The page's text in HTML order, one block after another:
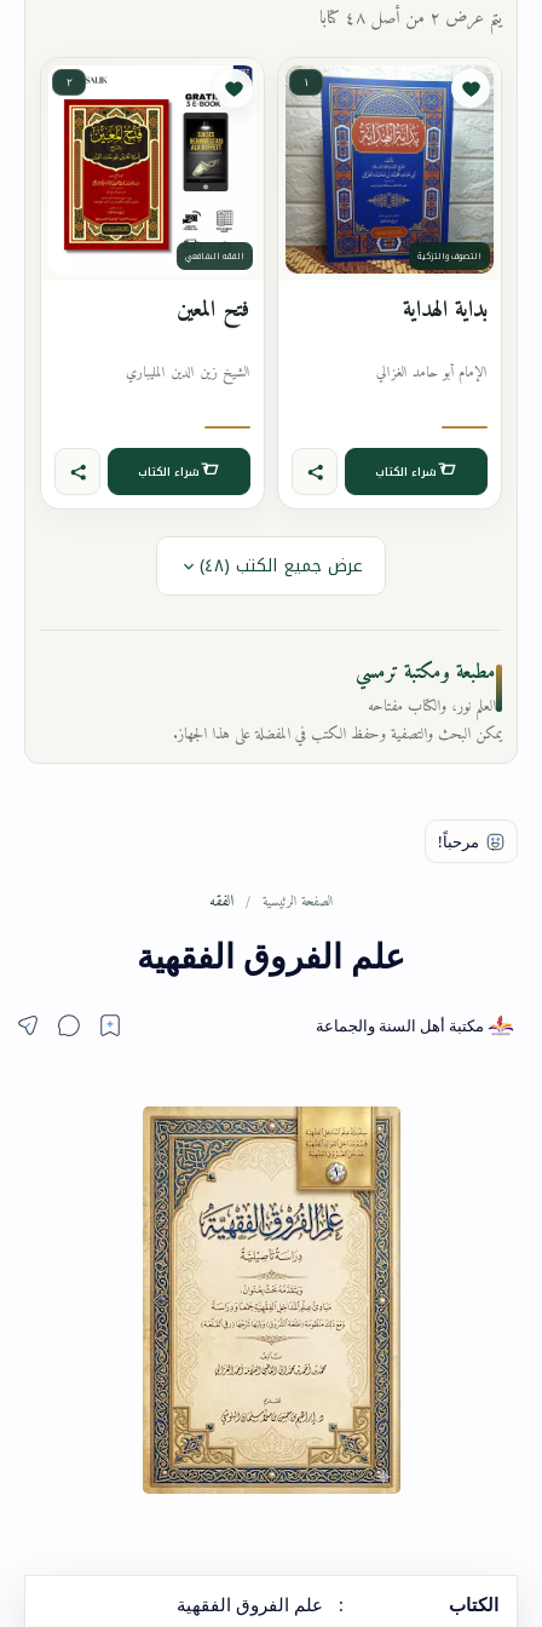
يتم عرض ٢ من أصل ٤٨ كتابا
١
التصوف والتزكية
بداية الهداية
الإمام أبو حامد الغزالي
شراء الكتاب
٢
الفقه الشافعي
فتح المعين
الشيخ زين الدين المليباري
شراء الكتاب
عرض جميع الكتب (٤٨)
مطبعة ومكتبة ترمسي
العلم نور، والكتاب مفتاحه
يمكن البحث والتصفية وحفظ الكتب في المفضلة على هذا الجهاز.
الصفحة الرئيسية الفقه
علم الفروق الفقهية
الكتاب : علم الفروق الفقهية